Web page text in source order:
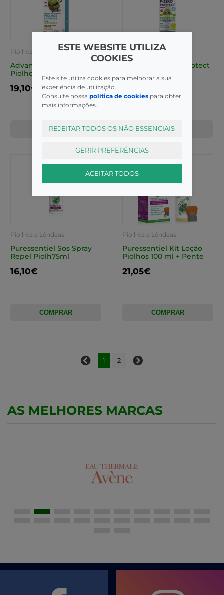
Piolhos e Lêndeas
Advancis P Zero Locao
Piolhos 100ml+Pente
19,10€
COMPRAR
Piolhos e Lêndeas
Advancis P-Zero Protect
COMPRAR
Piolhos e Lêndeas
Puressentiel Sos Spray
Repel Piolh75ml
16,10€
COMPRAR
Piolhos e Lêndeas
Puressentiel Kit Loção
Piolhos 100 ml + Pente
21,05€
COMPRAR
1 2
AS MELHORES MARCAS
ESTE WEBSITE UTILIZA
COOKIES
Este site utiliza cookies para melhorar a sua
experiência de utilização.
Consulte nossa política de cookies para obter
mais informações.
REJEITAR TODOS OS NÃO ESSENCIAIS
GERIR PREFERÊNCIAS
ACEITAR TODOS